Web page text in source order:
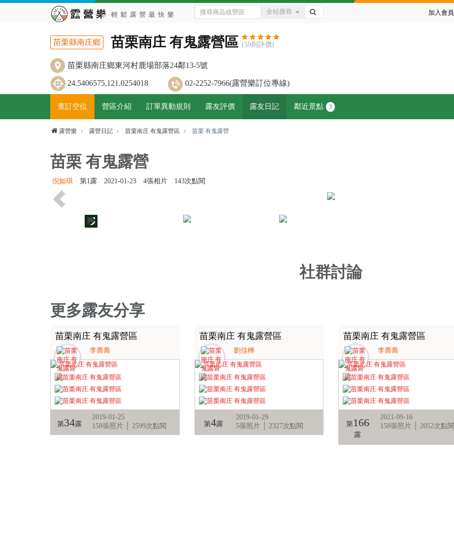
全站搜尋 加入會員
苗栗縣南庄鄉 苗栗南庄 有鬼露營區 (59則評價)
苗栗縣南庄鄉東河村鹿場部落24鄰13-5號
24.5406575,121.0254018 02-2252-7966(露營樂訂位專線)
查訂空位 營區介紹 訂單異動規則 露友評價 露友日記 鄰近景點 3
露營樂 露營日記 苗栗南庄 有鬼露營區 苗栗 有鬼露營
苗栗 有鬼露營
倪如琪 第1露 2021-01-23 4張相片 143次點閱
2
社群討論
更多露友分享
苗栗南庄 有鬼露營區
李喬喬
第34露
2019-01-25
158張照片 │ 2599次點閱
苗栗南庄 有鬼露營區
劉佳樺
第4露
2019-01-29
5張照片 │ 2327次點閱
苗栗南庄 有鬼露營區
李喬喬
第166
露
2021-09-16
158張照片 │ 2052次點閱